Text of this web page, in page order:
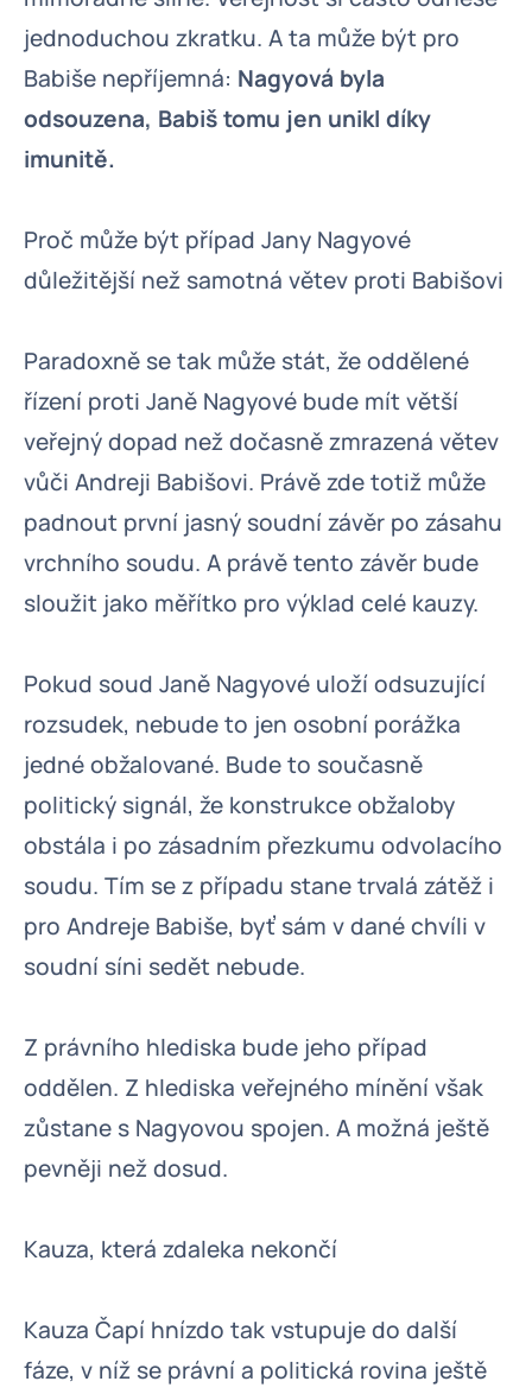
jednoduchou zkratku. A ta může být pro
Babiše nepříjemná: Nagyová byla
odsouzena, Babiš tomu jen unikl díky
imunitě.
Proč může být případ Jany Nagyové
důležitější než samotná větev proti Babišovi
Paradoxně se tak může stát, že oddělené
řízení proti Janě Nagyové bude mít větší
veřejný dopad než dočasně zmrazená větev
vůči Andreji Babišovi. Právě zde totiž může
padnout první jasný soudní závěr po zásahu
vrchního soudu. A právě tento závěr bude
sloužit jako měřítko pro výklad celé kauzy.
Pokud soud Janě Nagyové uloží odsuzující
rozsudek, nebude to jen osobní porážka
jedné obžalované. Bude to současně
politický signál, že konstrukce obžaloby
obstála i po zásadním přezkumu odvolacího
soudu. Tím se z případu stane trvalá zátěž i
pro Andreje Babiše, byť sám v dané chvíli v
soudní síni sedět nebude.
Z právního hlediska bude jeho případ
oddělen. Z hlediska veřejného mínění však
zůstane s Nagyovou spojen. A možná ještě
pevněji než dosud.
Kauza, která zdaleka nekončí
Kauza Čapí hnízdo tak vstupuje do další
fáze, v níž se právní a politická rovina ještě